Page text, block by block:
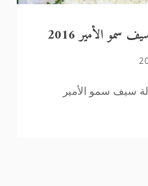
سمو الأمير 2016
سيف سمو الأمير